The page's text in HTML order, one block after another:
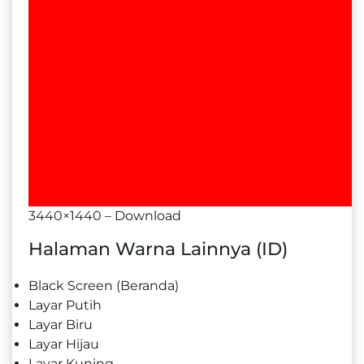
3440×1440 – Download
Halaman Warna Lainnya (ID)
Black Screen (Beranda)
Layar Putih
Layar Biru
Layar Hijau